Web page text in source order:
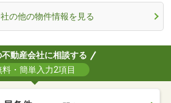
の他の物件情報を見る
不動産会社に相談する
料・簡単入力2項目